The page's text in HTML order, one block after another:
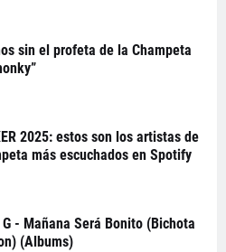
sin el profeta de la Champeta
2025: estos son los artistas de
más escuchados en Spotify
G - Mañana Será Bonito (Bichota
(Albums)